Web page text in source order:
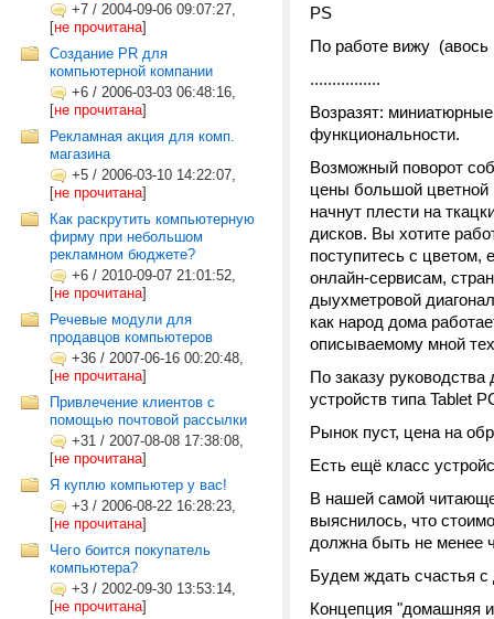
+7 / 2004-09-06 09:07:27,
[не прочитана]
Создание PR для
компьютерной компании
+6 / 2006-03-03 06:48:16,
[не прочитана]
Рекламная акция для комп.
магазина
+5 / 2006-03-10 14:22:07,
[не прочитана]
Как раскрутить компьютерную
фирму при небольшом
рекламном бюджете?
+6 / 2010-09-07 21:01:52,
[не прочитана]
Речевые модули для
продавцов компьютеров
+36 / 2007-06-16 00:20:48,
[не прочитана]
Привлечение клиентов с
помощью почтовой рассылки
+31 / 2007-08-08 17:38:08,
[не прочитана]
Я куплю компьютер у вас!
+3 / 2006-08-22 16:28:23,
[не прочитана]
Чего боится покупатель
компьютера?
+3 / 2002-09-30 13:53:14,
[не прочитана]
PS
По работе вижу (авось
................
Возразят:
функциональности.
Возможный поворот
цены большой цветной
начнут плести на
дисков. Вы хотите
поступитесь с цветом,
онлайн-сервисам,
дыухметровой
как народ дома
описываемому мной
По заказу
устройств типа Tablet
Рынок пуст, цена на
Есть ещё класс
В нашей самой
выяснилось, что
должна быть не менее
Будем ждать счастья
Концепция "домашняя